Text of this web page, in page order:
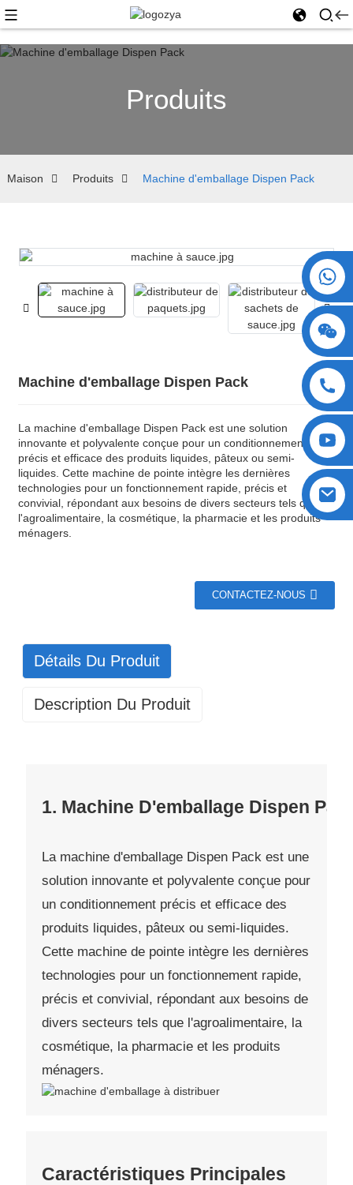
Produits
Maison Produits Machine d'emballage Dispen Pack
Machine d'emballage Dispen Pack
La machine d'emballage Dispen Pack est une solution
innovante et polyvalente conçue pour un conditionnement
précis et efficace des produits liquides, pâteux ou semi-
liquides. Cette machine de pointe intègre les dernières
technologies pour un fonctionnement rapide, précis et
convivial, répondant aux besoins de divers secteurs tels que
l'agroalimentaire, la cosmétique, la pharmacie et les produits
ménagers.
CONTACTEZ-NOUS
Détails Du Produit
Description Du Produit
1. Machine D'emballage Dispen
La machine d'emballage Dispen Pack est une
solution innovante et polyvalente conçue pour
un conditionnement précis et efficace des
produits liquides, pâteux ou semi-liquides.
Cette machine de pointe intègre les dernières
technologies pour un fonctionnement rapide,
précis et convivial, répondant aux besoins de
divers secteurs tels que l'agroalimentaire, la
cosmétique, la pharmacie et les produits
ménagers.
Caractéristiques Principales